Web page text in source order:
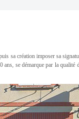
sa création imposer sa
se démarque par la